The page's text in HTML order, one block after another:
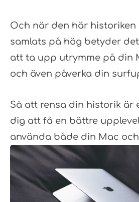
Och när den här
samlats på hög betyder
att ta upp utrymme på din
och även påverka din
Så att rensa din historik är
dig att få en bättre
använda både din Mac